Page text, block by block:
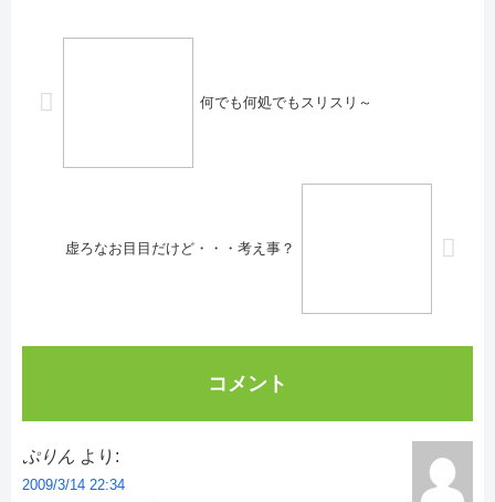
何でも何処でもスリスリ～
虚ろなお目目だけど・・・考え事？
コメント
ぷりん より:
2009/3/14 22:34